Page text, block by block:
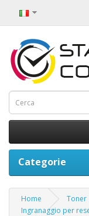
Categorie
Home Toner
Ingranaggio per